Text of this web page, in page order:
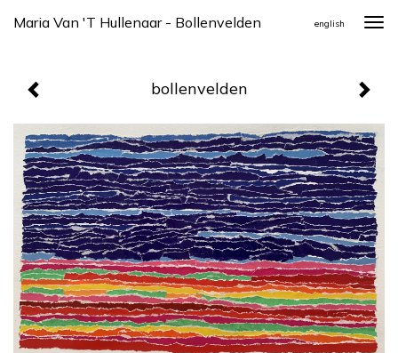
Maria Van 't Hullenaar - Bollenvelden english
bollenvelden